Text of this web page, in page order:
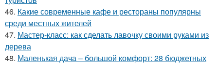
46. Какие современные кафе и рестораны популярны
среди местных жителей
47. Мастер-класс: как сделать лавочку своими руками из
дерева
48. Маленькая дача – большой комфорт: 28 бюджетных